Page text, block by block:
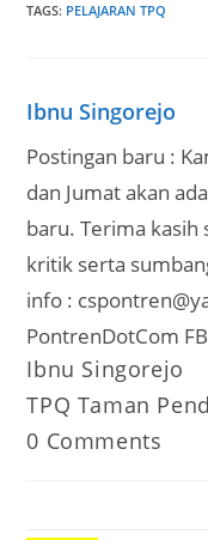
TAGS: PELAJARAN TPQ
Ibnu Singorejo
Postingan baru :
dan Jumat akan
baru. Terima kasih
kritik serta
info :
PontrenDotCom
Post
Ibnu Singorejo
Post
category:
TPQ Taman
Post
0 Comments